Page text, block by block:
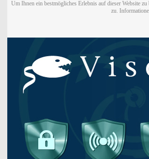
Um Ihnen ein bestmögliches Erlebnis auf dieser Website
zu.